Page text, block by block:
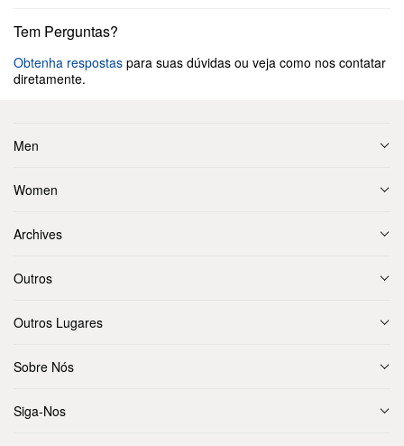
Tem Perguntas?
Obtenha respostas para suas dúvidas ou veja como nos contatar
diretamente.
Men
Women
Archives
Outros
Outros Lugares
Sobre Nós
Siga-Nos